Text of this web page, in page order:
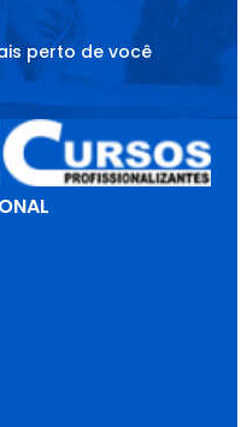
perto de você